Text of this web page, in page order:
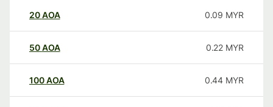
20AOA 0.09 MYR
50AOA 0.22 MYR
100AOA 0.44 MYR